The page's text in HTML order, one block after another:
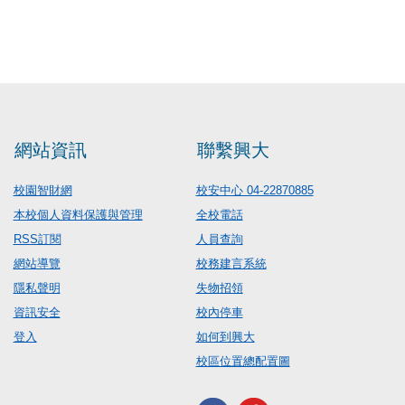
網站資訊
校園智財網
本校個人資料保護與管理
RSS訂閱
網站導覽
隱私聲明
資訊安全
登入
聯繫興大
校安中心 04-22870885
全校電話
人員查詢
校務建言系統
失物招領
校內停車
如何到興大
校區位置總配置圖